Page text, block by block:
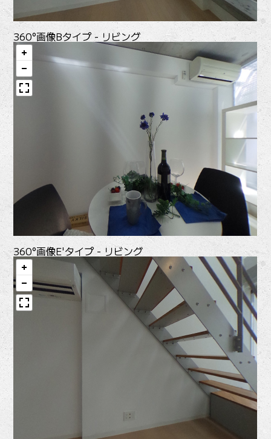
360°画像Bタイプ - リビング
360°画像E'タイプ - リビング